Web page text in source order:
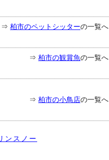
⇒ 柏市のペットシッターの一覧へ
⇒ 柏市の観賞魚の一覧へ
⇒ 柏市の小鳥店の一覧へ
ンスノー